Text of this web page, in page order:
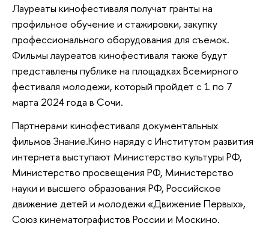
Лауреаты кинофестиваля получат гранты на
профильное обучение и стажировки, закупку
профессионального оборудования для съемок.
Фильмы лауреатов кинофестиваля также будут
представлены публике на площадках Всемирного
фестиваля молодежи, который пройдет с 1 по 7
марта 2024 года в Сочи.
Партнерами кинофестиваля документальных
фильмов Знание.Кино наряду с Институтом развития
интернета выступают Министерство культуры РФ,
Министерство просвещения РФ, Министерство
науки и высшего образования РФ, Российское
движение детей и молодежи «Движение Первых»,
Союз кинематографистов России и Москино.